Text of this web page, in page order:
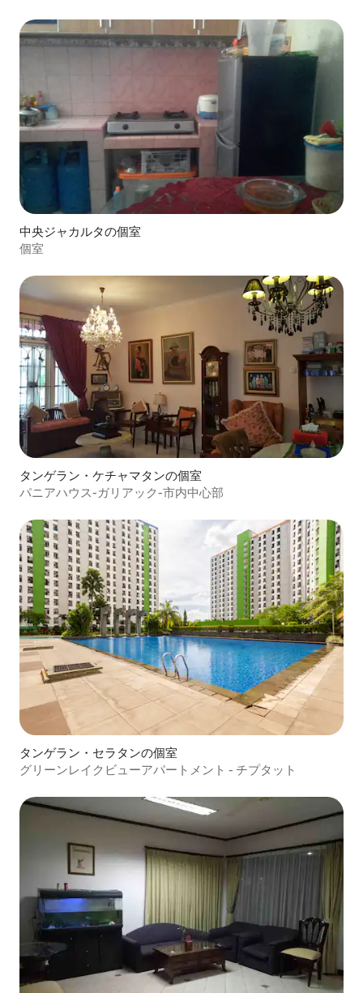
中央ジャカルタの個室
個室
タンゲラン・ケチャマタンの個室
パニアハウス-ガリアック-市内中心部
タンゲラン・セラタンの個室
グリーンレイクビューアパートメント - チプタット